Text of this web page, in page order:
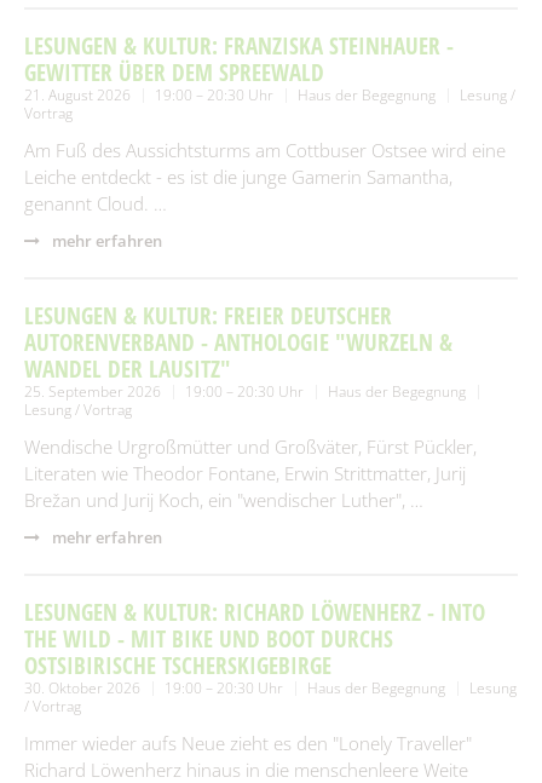
LESUNGEN & KULTUR: FRANZISKA STEINHAUER -
GEWITTER ÜBER DEM SPREEWALD
21. August 2026 19:00 – 20:30 Uhr Haus der Begegnung
Lesung /
Vortrag
Am Fuß des Aussichtsturms am Cottbuser Ostsee wird eine
Leiche entdeckt - es ist die junge Gamerin Samantha,
genannt Cloud. …
mehr erfahren
LESUNGEN & KULTUR: FREIER DEUTSCHER
AUTORENVERBAND - ANTHOLOGIE "WURZELN &
WANDEL DER LAUSITZ"
25. September 2026 19:00 – 20:30 Uhr
Haus der Begegnung
Lesung / Vortrag
Wendische Urgroßmütter und Großväter, Fürst Pückler,
Literaten wie Theodor Fontane, Erwin Strittmatter, Jurij
Brežan und Jurij Koch, ein "wendischer Luther", …
mehr erfahren
LESUNGEN & KULTUR: RICHARD LÖWENHERZ - INTO
THE WILD - MIT BIKE UND BOOT DURCHS
OSTSIBIRISCHE TSCHERSKIGEBIRGE
30. Oktober 2026 19:00 – 20:30 Uhr Haus der Begegnung
Lesung
/ Vortrag
Immer wieder aufs Neue zieht es den "Lonely Traveller"
Richard Löwenherz hinaus in die menschenleere Weite